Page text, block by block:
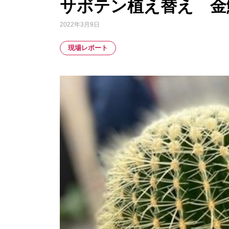
サボテン植え替え
2022年3月9日
現場レポート